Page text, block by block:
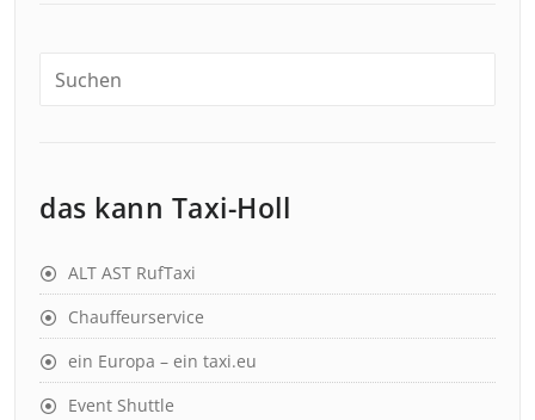
das kann Taxi-Holl
ALT AST RufTaxi
Chauffeurservice
ein Europa – ein taxi.eu
Event Shuttle